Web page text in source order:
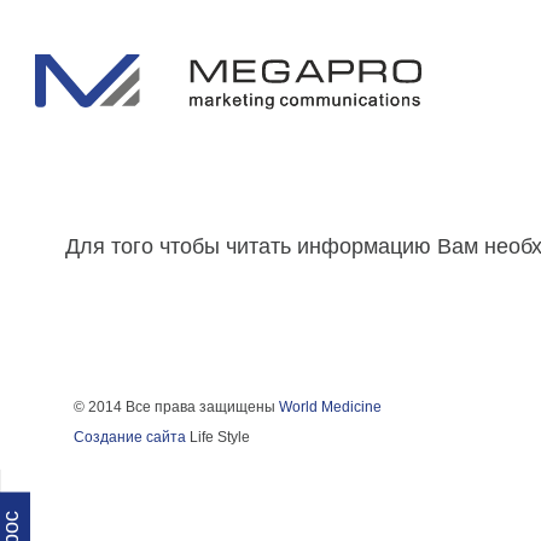
Для того чтобы читать информацию Вам
© 2014 Все права защищены World Medicine
Создание сайтаLife Style